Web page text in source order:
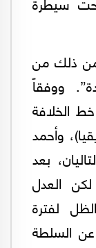
من ذلك من
ووفقاً
الخلافة
وأحمد
بعد
العدل
لفترة
السلطة